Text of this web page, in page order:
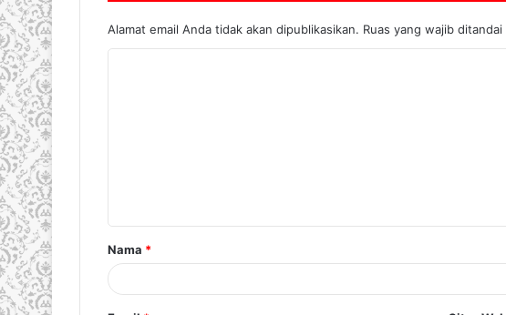
Alamat email Anda tidak akan dipublikasikan. Ruas yang wajib ditandai
Nama *